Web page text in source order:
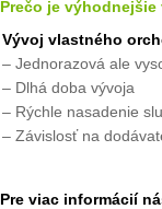
Prečo je
Vývoj vlastného
– Jednorazová ale
– Dlhá doba vývoja
– Rýchle nasadenie
– Závislosť na
Pre viac informácií